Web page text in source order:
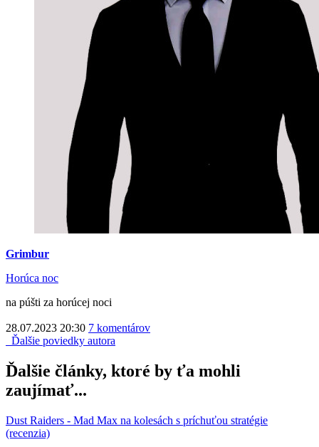
Grimbur
Horúca noc
na púšti za horúcej noci
28.07.2023 20:30 7 komentárov
Ďalšie poviedky autora
Ďalšie články, ktoré by ťa mohli
zaujímať...
Dust Raiders - Mad Max na kolesách s príchuťou stratégie
(recenzia)